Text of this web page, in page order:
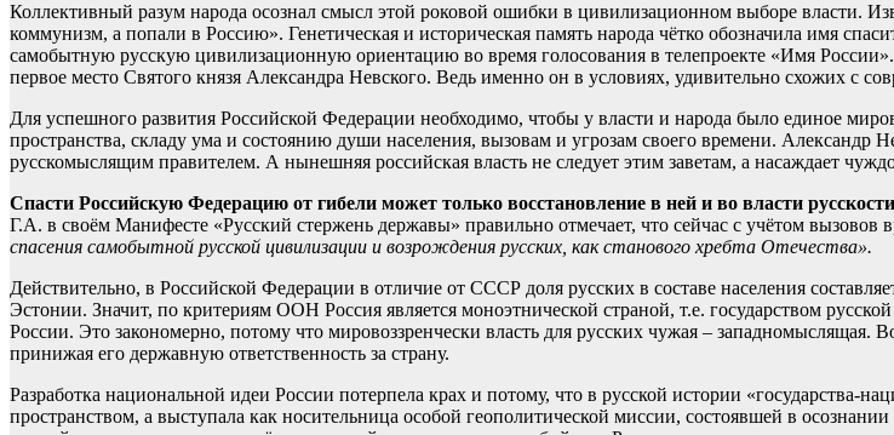
Коллективный разум народа осознал смысл этой роковой ошибки в цивилизационном выборе власти.
коммунизм, а попали в Россию». Генетическая и историческая память народа чётко обозначила имя
самобытную русскую цивилизационную ориентацию во время голосования в телепроекте «Имя
первое место Святого князя Александра Невского. Ведь именно он в условиях, удивительно схожих с
Для успешного развития Российской Федерации необходимо, чтобы у власти и народа было единое
пространства, складу ума и состоянию души населения, вызовам и угрозам своего времени.
русскомыслящим правителем. А нынешняя российская власть не следует этим заветам, а насаждает
Спасти Российскую Федерацию от гибели может только восстановление в ней и во власти
Г.А. в своём Манифесте «Русский стержень державы» правильно отмечает, что сейчас с учётом вызовов
спасения самобытной русской цивилизации и возрождения русских, как станового хребта Отечества».
Действительно, в Российской Федерации в отличие от СССР доля русских в составе населения
Эстонии. Значит, по критериям ООН Россия является моноэтнической страной, т.е. государством
России. Это закономерно, потому что мировоззренчески власть для русских чужая – западномыслящая.
принижая его державную ответственность за страну.
Разработка национальной идеи России потерпела крах и потому, что в русской истории «государства-
пространством, а выступала как носительница особой геополитической миссии, состоявшей в